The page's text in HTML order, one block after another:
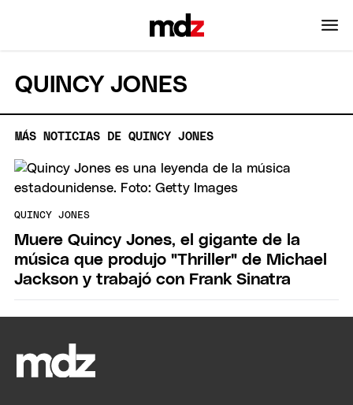
QUINCY JONES
MÁS NOTICIAS DE QUINCY JONES
QUINCY JONES
Muere Quincy Jones, el gigante de la
música que produjo "Thriller" de Michael
Jackson y trabajó con Frank Sinatra